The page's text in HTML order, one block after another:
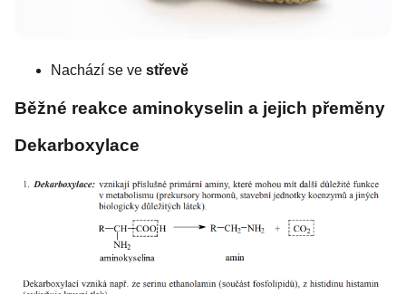
Nachází se ve střevě
Běžné reakce aminokyselin a jejich přeměny
Dekarboxylace